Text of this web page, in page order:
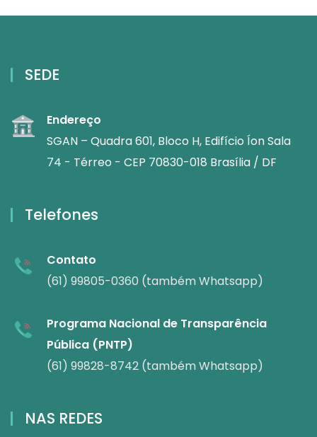
SEDE
Endereço
SGAN – Quadra 601, Bloco H, Edifício Íon Sala
74 - Térreo - CEP 70830-018 Brasília / DF
Telefones
Contato
(61) 99805-0360 (também Whatsapp)
Programa Nacional de Transparência
Pública (PNTP)
(61) 99828-8742 (também Whatsapp)
NAS REDES